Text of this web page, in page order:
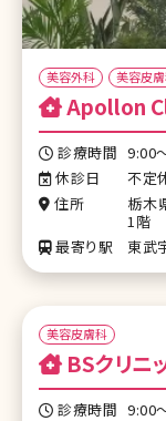
美容外科 美容皮
Apollon
診療時間 9:00
休診日
不定
住所
栃木
1階
最寄り駅
東武
美容皮膚科
BSクリニ
診療時間 9:00